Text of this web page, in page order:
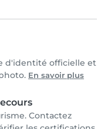
d'identité officielle et
En savoir plus
Contactez